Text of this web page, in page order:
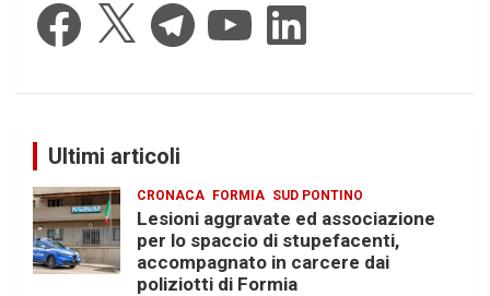
Facebook Telegram YouTube LinkedIn
Ultimi articoli
CRONACA FORMIA SUD PONTINO
Lesioni aggravate ed associazione
per lo spaccio di stupefacenti,
accompagnato in carcere dai
poliziotti di Formia